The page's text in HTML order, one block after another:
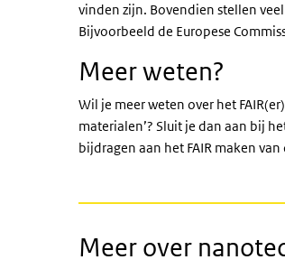
vinden zijn. Bovendien stellen
Bijvoorbeeld de Europese
Meer weten?
Wil je meer weten over het
materialen’? Sluit je dan aan bij
bijdragen aan het FAIR maken
Meer over